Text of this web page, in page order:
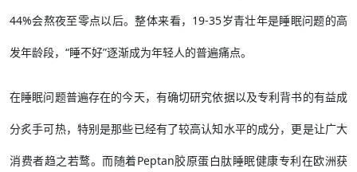
44%会熬夜至零点以后。整体来看，19-35岁青壮年是睡眠问题的高
发年龄段，“睡不好”逐渐成为年轻人的普遍痛点。
在睡眠问题普遍存在的今天，有确切研究依据以及专利背书的有益成
分炙手可热，特别是那些已经有了较高认知水平的成分，更是让广大
消费者趋之若鹜。而随着Peptan胶原蛋白肽睡眠健康专利在欧洲获